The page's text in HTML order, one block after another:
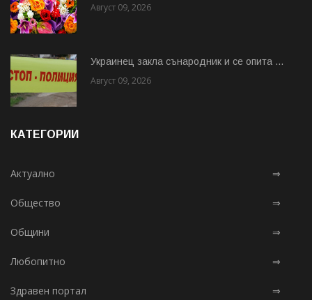
Август 09, 2026
Украинец закла сънародник и се опита ...
Август 09, 2026
КАТЕГОРИИ
Актуално ⇒
Общество ⇒
Общини ⇒
Любопитно ⇒
Здравен портал ⇒